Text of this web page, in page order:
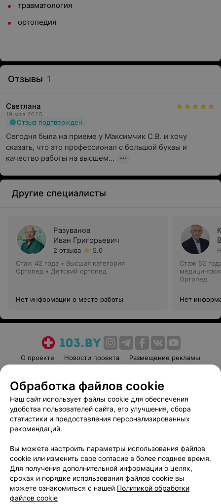
травматология
ортопедия
Отзывы 1
Светлана
19 мая 2025
Отзыв подтвержден
Сегодня была на приеме у Максимчик С.В. и хочу
сказать, что это профессионал с большой буквы и
качество работы на высшем...
Другие специалисты
Разуванов
Иван Григорьевич
2 отзыва
5.0
Стаж 42 года • Высшая категория
Ортопед • Детский ортопед
Нет информации о месте работы
Стаж 52
Ортопед
Нет
О проекте Новости проекта
Размещение рекламы
Пользовательское соглашение
Способы оплаты
Вакансии
Партнеры
Написать руководителю 103.by
Обработка персональных данных
Обработка файлов cookie
Наш сайт использует файлы cookie для обеспечения
удобства пользователей сайта, его улучшения, сбора
статистики и предоставления персонализированных
рекомендаций.
Вы можете настроить параметры использования файлов
cookie или изменить свое согласие в более позднее время.
Для получения дополнительной информации о целях,
сроках и порядке использования файлов cookie вы
можете ознакомиться с нашей Политикой обработки
файлов cookie